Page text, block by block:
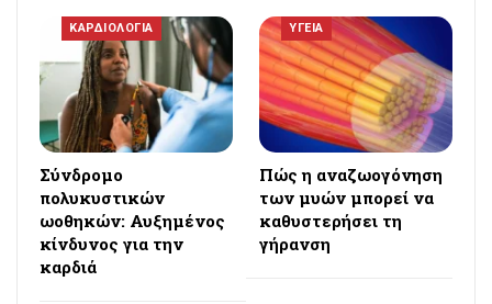
ΚΑΡΔΙΟΛΟΓΙΑ
Σύνδρομο
πολυκυστικών
ωοθηκών: Αυξημένος
κίνδυνος για την
καρδιά
ΥΓΕΙΑ
Πώς η αναζωογόνηση
των μυών μπορεί να
καθυστερήσει τη
γήρανση